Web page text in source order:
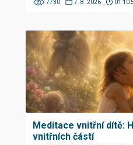
7730 7. 8. 2026
Meditace vnitřní dítě:
vnitřních částí